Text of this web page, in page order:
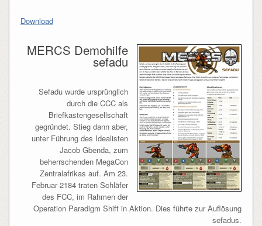
Download
MERCS Demohilfe
sefadu
Sefadu wurde ursprünglich
durch die CCC als
Briefkastengesellschaft
gegründet. Stieg dann aber,
unter Führung des Idealisten
Jacob Gbenda, zum
beherrschenden MegaCon
Zentralafrikas auf. Am 23.
Februar 2184 traten Schläfer
des FCC, im Rahmen der
Operation Paradigm Shift in Aktion. Dies führte zur Auflösung
sefadus.